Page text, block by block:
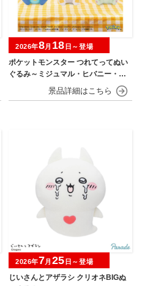
ポケットモンスター つれてってぬい
ぐるみ～ミジュマル・ヒバニー・ニ
2026年8月 18 日～登場
じいさんとアザラシ クリオネBIGぬ
2026年7月 25 日～登場